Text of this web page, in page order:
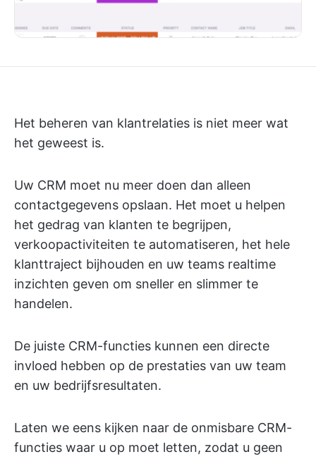
Het beheren van klantrelaties is niet meer wat
het geweest is.
Uw CRM moet nu meer doen dan alleen
contactgegevens opslaan. Het moet u helpen
het gedrag van klanten te begrijpen,
verkoopactiviteiten te automatiseren, het hele
klanttraject bijhouden en uw teams realtime
inzichten geven om sneller en slimmer te
handelen.
De juiste CRM-functies kunnen een directe
invloed hebben op de prestaties van uw team
en uw bedrijfsresultaten.
Laten we eens kijken naar de onmisbare CRM-
functies waar u op moet letten, zodat u geen